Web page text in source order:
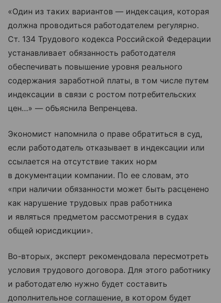
«Один из таких вариантов — индексация, которая
должна проводиться работодателем регулярно.
Ст. 134 Трудового кодекса Российской Федерации
устанавливает обязанность работодателя
обеспечивать повышение уровня реального
содержания заработной платы, в том числе путем
индексации в связи с ростом потребительских
цен…» — объяснила Вепренцева.
Экономист напомнила о праве обратиться в суд,
если работодатель отказывает в индексации или
ссылается на отсутствие таких норм
в документации компании. По ее словам, это
«при наличии обязанности может быть расценено
как нарушение трудовых прав работника
и являться предметом рассмотрения в судах
общей юрисдикции».
Во-вторых, эксперт рекомендовала пересмотреть
условия трудового договора. Для этого работнику
и работодателю нужно будет составить
дополнительное соглашение, в котором будет